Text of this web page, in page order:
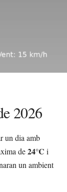
2026
un dia amb
de24°C i
un ambient